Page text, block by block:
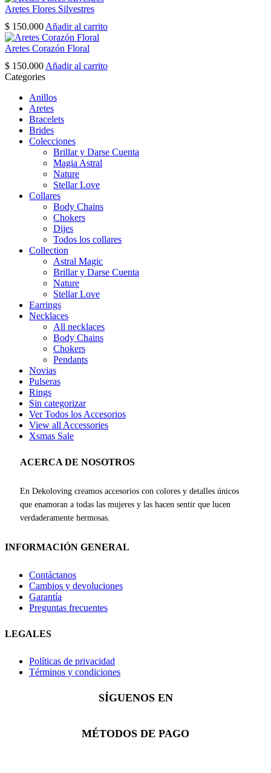
Aretes Flores Silvestres
$ 150.000 Añadir al carrito
Aretes Corazón Floral
$ 150.000Añadir al carrito
Categories
Anillos
Aretes
Bracelets
Brides
Colecciones
Brillar y Darse Cuenta
Magia Astral
Nature
Stellar Love
Collares
Body Chains
Chokers
Dijes
Todos los collares
Collection
Astral Magic
Brillar y Darse Cuenta
Nature
Stellar Love
Earrings
Necklaces
All necklaces
Body Chains
Chokers
Pendants
Novias
Pulseras
Rings
Sin categorizar
Ver Todos los Accesorios
View all Accessories
Xsmas Sale
ACERCA DE NOSOTROS
En Dekoloving creamos accesorios con colores y detalles únicos
que enamoran a todas las mujeres y las hacen sentir que lucen
verdaderamente hermosas.
INFORMACIÓN GENERAL
Contáctanos
Cambios y devoluciones
Garantía
Preguntas frecuentes
LEGALES
Políticas de privacidad
Términos y condiciones
SÍGUENOS EN
Facebook
Instagram
Whatsapp
MÉTODOS DE PAGO